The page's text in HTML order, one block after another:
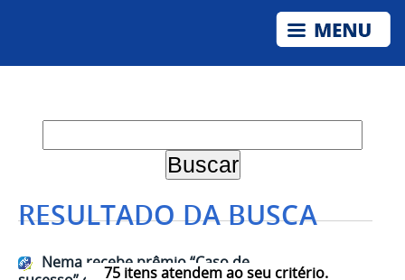
RESULTADO DA BUSCA
75itens atendem ao seu critério.
Nema recebe prêmio “Caso de